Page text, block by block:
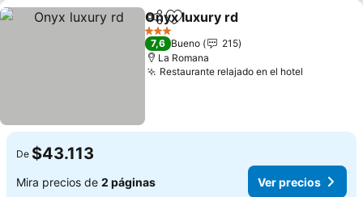
CompartirAgregar a favoritos
Onyx luxury rd
3 Estrellas
7,6 Bueno
215
La Romana
Restaurante relajado en el hotel
De $43.113
Mira precios de 2 páginas Ver precios